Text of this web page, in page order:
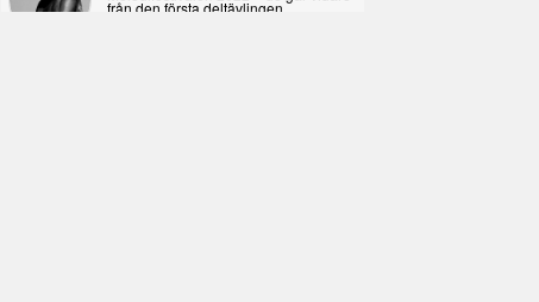
från den första deltävlingen